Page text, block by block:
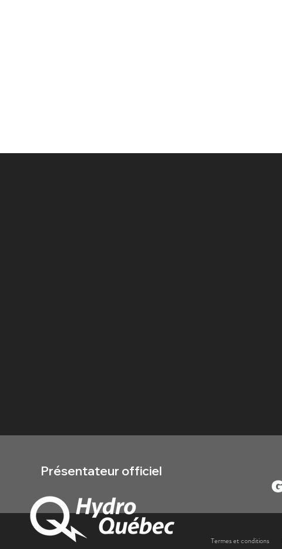
Présentateur officiel
Termes et conditions